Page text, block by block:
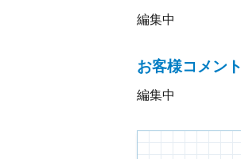
編集中
お客様コメント
編集中